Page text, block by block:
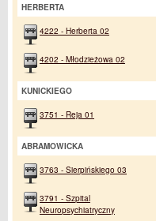
HERBERTA
4222 - Herberta 02
4202 - Młodzieżowa 02
KUNICKIEGO
3751 - Reja 01
ABRAMOWICKA
3763 - Sierpińskiego 03
3791 - Szpital
Neuropsychiatryczny